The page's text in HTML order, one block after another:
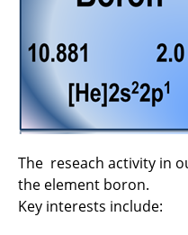
The reseach activity in
the element boron.
Key interests include: